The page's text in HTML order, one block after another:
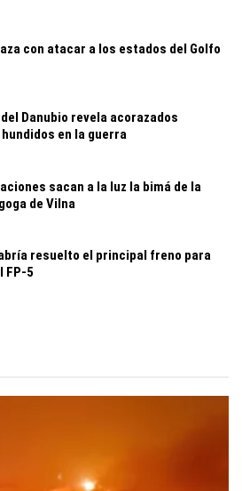
con atacar a los estados del Golfo
Danubio revela acorazados
en la guerra
sacan a la luz la bimá de la
de Vilna
resuelto el principal freno para
FP-5